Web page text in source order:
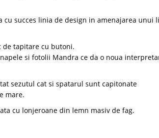
succes linia de design in amenajarea unui
de tapitare cu butoni.
si fotolii Mandra ce da o noua
sezutul cat si spatarul sunt capitonate
mare.
cu lonjeroane din lemn masiv de fag.